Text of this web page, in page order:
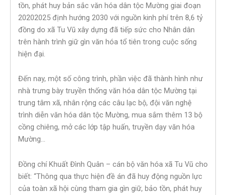
tồn, phát huy bản sắc văn hóa dân tộc Mường giai đoạn
2020­2025 định hướng 2030 với nguồn kinh phí trên 8,6 tỷ
đồng do xã Tu Vũ xây dựng đã tiếp sức cho Nhân dân
trên hành trình giữ gìn văn hóa tổ tiên trong cuộc sống
hiện đại.
Đến nay, một số công trình, phần việc đã thành hình như
nhà trưng bày truyền thống văn hóa dân tộc Mường tại
trung tâm xã, nhân rộng các câu lạc bộ, đội văn nghệ
trình diễn văn hóa dân tộc Mường, mua sắm thêm 13 bộ
cồng chiêng, mở các lớp tập huấn, truyền dạy văn hóa
Mường…
Đồng chí Khuất Đình Quân – cán bộ văn hóa xã Tu Vũ cho
biết: “Thông qua thực hiện đề án đã huy động nguồn lực
của toàn xã hội cùng tham gia gìn giữ, bảo tồn, phát huy